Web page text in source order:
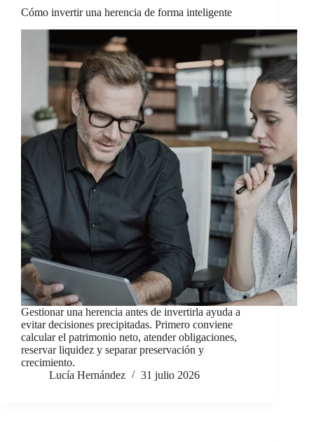
Cómo invertir una herencia de forma inteligente
Gestionar una herencia antes de invertirla ayuda a
evitar decisiones precipitadas. Primero conviene
calcular el patrimonio neto, atender obligaciones,
reservar liquidez y separar preservación y
crecimiento.
Lucía Hernández
31 julio 2026